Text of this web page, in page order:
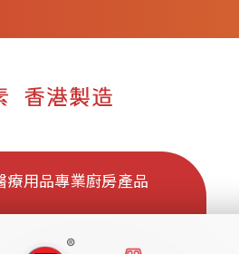
療用品專業廚房產品